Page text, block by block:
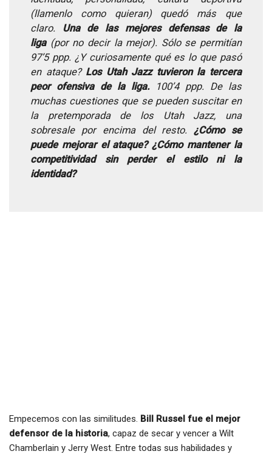
(llamenlo como quieran) quedó más que
claro. Una de las mejores defensas de la
liga(por no decir la mejor). Sólo se permitían
97’5 ppp. ¿Y curiosamente qué es lo que pasó
en ataque? Los Utah Jazz tuvieron la tercera
peor ofensiva de la liga.100’4 ppp. De las
muchas cuestiones que se pueden suscitar en
la pretemporada de los Utah Jazz, una
sobresale por encima del resto. ¿Cómo se
puede mejorar el ataque? ¿Cómo mantener la
competitividad sin perder el estilo ni la
identidad?
Empecemos con las similitudes. Bill Russel fue el mejor
defensor de la historia, capaz de secar y vencer a Wilt
Chamberlain y Jerry West. Entre todas sus habilidades y